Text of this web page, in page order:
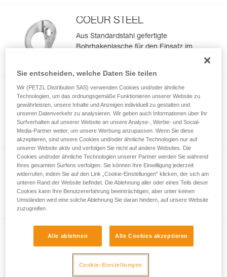
COEUR STEEL
Aus Standardstahl gefertigte
Bohrhakenlasche für den Einsatz im
COEUR STAINLESS
Bohrhakenlasche aus hochwertigem
Edelstahl für den Einsatz in normalen
Außenbereichen (Pack mit 20)
COLLINOX
Geschmiedeter Bohrhaken aus rostfreiem
Stahl zur Befestigung mittels
Verbundmörtel (10er-Pack)
AMPOULE COLLINOX
Verbundmörtel für den Einsatz von
COLLINOX-Verankerungen (10er Pack)
Sie entscheiden, welche Daten Sie teilen
Wir (PETZL Distribution SAS) verwenden Cookies und/oder ähnliche
Technologien, um das ordnungsgemäße Funktionieren unserer Website zu
gewährleisten, unsere Inhalte und Anzeigen individuell zu gestalten und
unseren Datenverkehr zu analysieren. Wir geben auch Informationen über Ihr
Surfverhalten auf unserer Website an unsere Analyse-, Werbe- und Social-
Media-Partner weiter, um unsere Werbung anzupassen. Wenn Sie diese
akzeptieren, sind unsere Cookies und/oder ähnliche Technologien nur auf
unserer Website aktiv und verfolgen Sie nicht auf andere Websites. Die
Cookies und/oder ähnliche Technologien unserer Partner werden Sie während
Ihres gesamten Surfens verfolgen. Sie können Ihre Einwilligung jederzeit
widerrufen, indem Sie auf den Link „Cookie-Einstellungen“ klicken, der sich am
unteren Rand der Website befindet. Die Ablehnung aller oder eines Teils dieser
Cookies kann Ihre Benutzererfahrung beeinträchtigen, aber unter keinen
Umständen wird eine solche Ablehnung Sie daran hindern, auf unsere Website
zuzugreifen.
Alle ablehnen Alle Cookies akzeptieren
Cookie-Einstellungen